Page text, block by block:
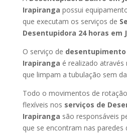
Irapiranga possui
que executam os serviços de
Desentupidora 24 horas em
O serviço de desentupimento
Irapiranga é realizado
que limpam a tubulação sem
Todo o movimentos de
flexíveis nos serviços de
Irapiranga são responsáveis
que se encontram nas paredes